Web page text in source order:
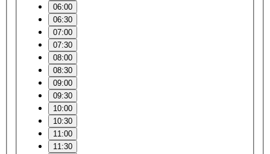
06:00
06:30
07:00
07:30
08:00
08:30
09:00
09:30
10:00
10:30
11:00
11:30